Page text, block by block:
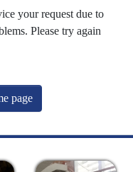
your request due to
Please try again
page